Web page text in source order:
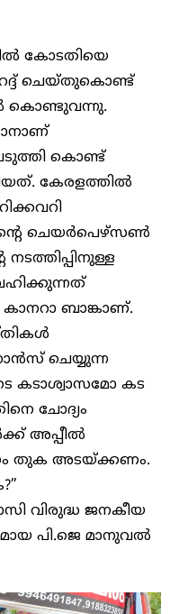
കോടതിയെ
ചെയ്തുകൊണ്ട്
കൊണ്ടുവന്നു.
കൊണ്ട്
കേരളത്തിൽ
ചെയർപെഴ്‌സൺ
ബാങ്കാണ്.
ചെയ്യുന്ന
കടാശ്വാസമോ കട
ചോദ്യം
അപ്പീൽ
തുക അടയ്ക്കണം.
വിരുദ്ധ ജനകീയ
പി.ജെ മാനുവൽ